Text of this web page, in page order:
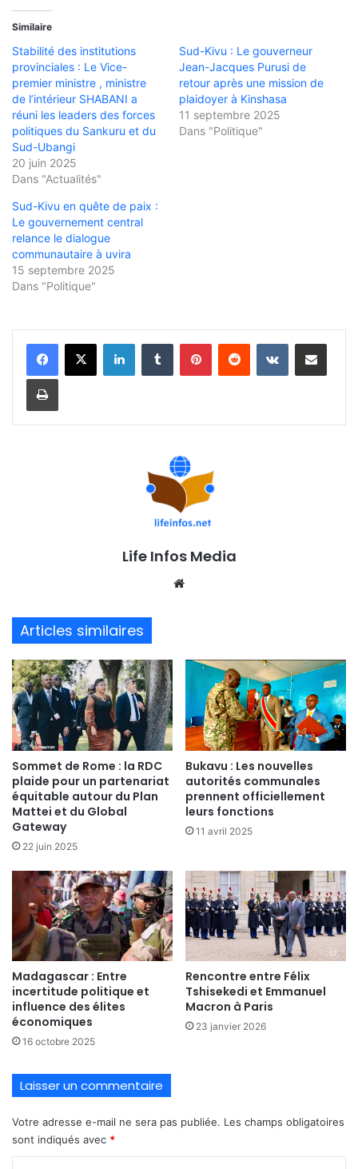
Similaire
Stabilité des institutions
provinciales : Le Vice-
premier ministre , ministre
de l’intérieur SHABANI a
réuni les leaders des forces
politiques du Sankuru et du
Sud-Ubangi
20 juin 2025
Dans "Actualités"
Sud-Kivu : Le gouverneur
Jean-Jacques Purusi de
retour après une mission de
plaidoyer à Kinshasa
11 septembre 2025
Dans "Politique"
Sud-Kivu en quête de paix :
Le gouvernement central
relance le dialogue
communautaire à uvira
15 septembre 2025
Dans "Politique"
Life Infos Media
Articles similaires
Sommet de Rome : la RDC
plaide pour un partenariat
équitable autour du Plan
Mattei et du Global
Gateway
22 juin 2025
Bukavu : Les nouvelles
autorités communales
prennent officiellement
leurs fonctions
11 avril 2025
Madagascar : Entre
incertitude politique et
influence des élites
économiques
16 octobre 2025
Rencontre entre Félix
Tshisekedi et Emmanuel
Macron à Paris
23 janvier 2026
Laisser un commentaire
Votre adresse e-mail ne sera pas publiée. Les champs obligatoires
sont indiqués avec *